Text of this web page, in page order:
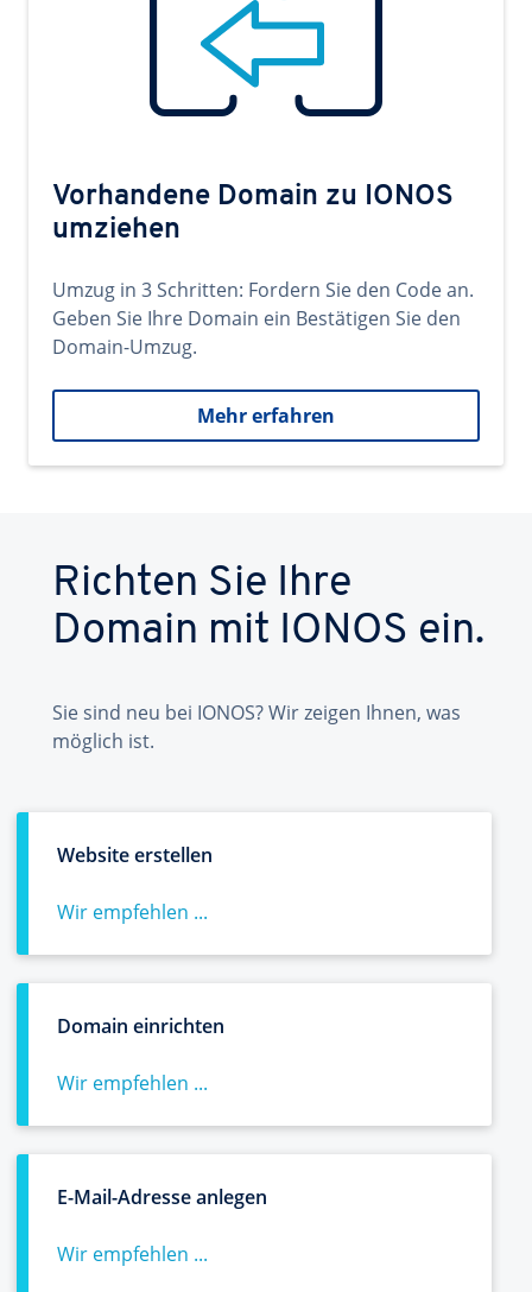
Vorhandene Domain zu IONOS
umziehen
Umzug in 3 Schritten: Fordern Sie den Code an.
Geben Sie Ihre Domain ein Bestätigen Sie den
Domain-Umzug.
Mehr erfahren
Richten Sie Ihre
Domain mit IONOS ein.
Sie sind neu bei IONOS? Wir zeigen Ihnen, was
möglich ist.
Website erstellen
Wir empfehlen ...
Domain einrichten
Wir empfehlen ...
E-Mail-Adresse anlegen
Wir empfehlen ...